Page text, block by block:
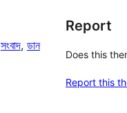
সংবাদ, ডান
Report
Does this
Report this